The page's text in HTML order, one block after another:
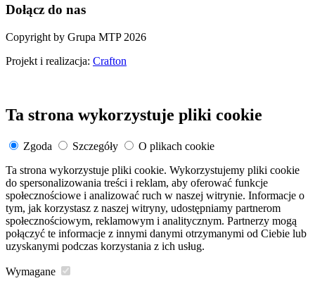
Dołącz do nas
Copyright by Grupa MTP 2026
Projekt i realizacja: Crafton
Ta strona wykorzystuje pliki cookie
Zgoda Szczegóły
O plikach cookie
Ta strona wykorzystuje pliki cookie. Wykorzystujemy pliki cookie
do spersonalizowania treści i reklam, aby oferować funkcje
społecznościowe i analizować ruch w naszej witrynie. Informacje o
tym, jak korzystasz z naszej witryny, udostępniamy partnerom
społecznościowym, reklamowym i analitycznym. Partnerzy mogą
połączyć te informacje z innymi danymi otrzymanymi od Ciebie lub
uzyskanymi podczas korzystania z ich usług.
Wymagane